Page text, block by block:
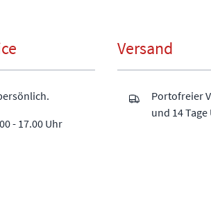
- 17.00 Uhr
Versand
Portofreier
und 14